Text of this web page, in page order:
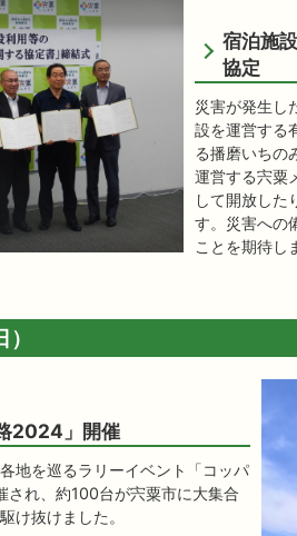
宿泊施
協定
災害が発生し
設を運営する
る播磨いちの
運営する宍粟
して開放した
す。災害への
ことを期待し
2024」開催
地を巡るラリーイベント「コッパ
れ、約100台が宍粟市に大集合
け抜けました。